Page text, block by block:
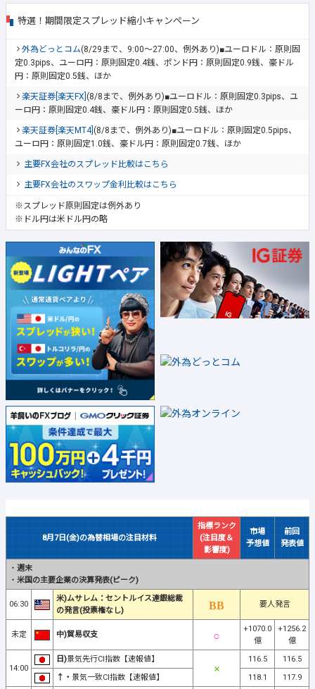
特選！期間限定スプレッド縮小キャンペーン
外為どっとコム(8/29まで、9:00～27:00、例外あり)■ユーロドル：原則固
定0.3pips、ユーロ円：原則固定0.4銭、ポンド円：原則固定0.9銭、豪ドル
円：原則固定0.5銭、ほか
楽天証券[楽天FX] (8/8まで、例外あり)■ユーロドル：原則固定0.3pips、ユ
ーロ円：原則固定0.4銭、豪ドル円：原則固定0.5銭、ほか
楽天証券[楽天MT4] (8/8まで、例外あり)■ユーロドル：原則固定0.5pips、
ユーロ円：原則固定1.0銭、豪ドル円：原則固定0.7銭、ほか
主要FX会社のスプレッド比較はこちら
主要FX会社のスワップ金利比較はこちら
※スプレッド原則固定は例外あり
※ドル円は米ドル円の略
8月7日(金)の為替相場の注目材料
指標ランク
(注目度＆
影響度)
市場
予想値
前回
発表値
・ 週末
・ 米国の主要企業の決算発表(ピーク)
06:30
米)ムサレム：セントルイス連銀総裁
の発言(投票権なし)
要人発言
未定 中)貿易収支
+1070.0
億
+1256.2
億
14:00
日)景気先行CI指数【速報値】 116.5
116.5
↑・ 景気一致CI指数【速報値】 118.1 117.9